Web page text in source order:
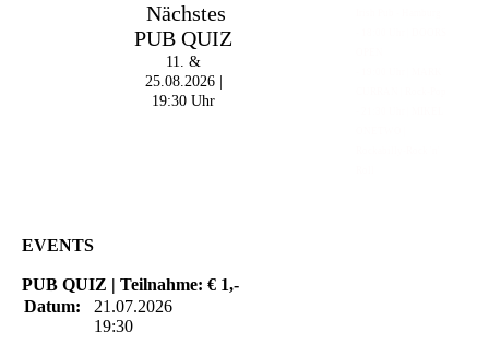
Nächstes
PUB QUIZ
11. &
25.08.2026 |
19:30 Uhr
EVENTS
PUB QUIZ | Teilnahme: € 1,-
Datum:
21.07.2026
19:30